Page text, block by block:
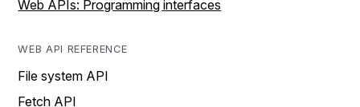
Web APIs: Programming interfaces
WEB API REFERENCE
File system API
Fetch API